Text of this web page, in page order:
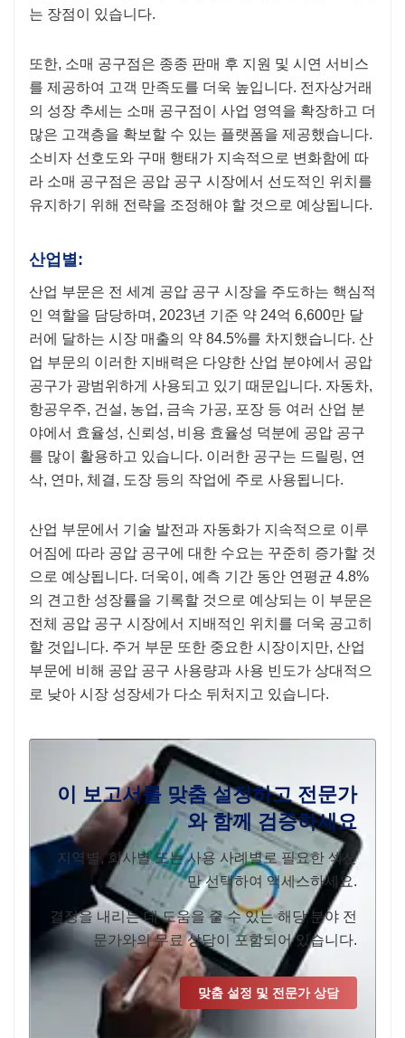
는 장점이 있습니다.
또한, 소매 공구점은 종종 판매 후 지원 및 시연 서비스
를 제공하여 고객 만족도를 더욱 높입니다. 전자상거래
의 성장 추세는 소매 공구점이 사업 영역을 확장하고 더
많은 고객층을 확보할 수 있는 플랫폼을 제공했습니다.
소비자 선호도와 구매 행태가 지속적으로 변화함에 따
라 소매 공구점은 공압 공구 시장에서 선도적인 위치를
유지하기 위해 전략을 조정해야 할 것으로 예상됩니다.
산업별:
산업 부문은 전 세계 공압 공구 시장을 주도하는 핵심적
인 역할을 담당하며, 2023년 기준 약 24억 6,600만 달
러에 달하는 시장 매출의 약 84.5%를 차지했습니다. 산
업 부문의 이러한 지배력은 다양한 산업 분야에서 공압
공구가 광범위하게 사용되고 있기 때문입니다. 자동차,
항공우주, 건설, 농업, 금속 가공, 포장 등 여러 산업 분
야에서 효율성, 신뢰성, 비용 효율성 덕분에 공압 공구
를 많이 활용하고 있습니다. 이러한 공구는 드릴링, 연
삭, 연마, 체결, 도장 등의 작업에 주로 사용됩니다.
산업 부문에서 기술 발전과 자동화가 지속적으로 이루
어짐에 따라 공압 공구에 대한 수요는 꾸준히 증가할 것
으로 예상됩니다. 더욱이, 예측 기간 동안 연평균 4.8%
의 견고한 성장률을 기록할 것으로 예상되는 이 부문은
전체 공압 공구 시장에서 지배적인 위치를 더욱 공고히
할 것입니다. 주거 부문 또한 중요한 시장이지만, 산업
부문에 비해 공압 공구 사용량과 사용 빈도가 상대적으
로 낮아 시장 성장세가 다소 뒤처지고 있습니다.
이 보고서를 맞춤 설정하고 전문가
와 함께 검증하세요
지역별, 회사별 또는 사용 사례별로 필요한 섹션
만 선택하여 액세스하세요.
결정을 내리는 데 도움을 줄 수 있는 해당 분야 전
문가와의 무료 상담이 포함되어 있습니다.
맞춤 설정 및 전문가 상담